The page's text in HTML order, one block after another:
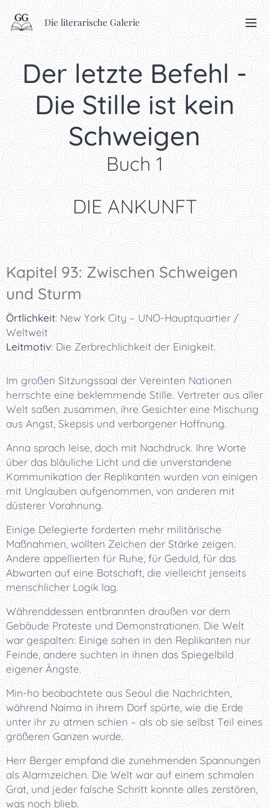
Die literarische Galerie
Der letzte Befehl -
Die Stille ist kein
Schweigen
Buch 1
DIE ANKUNFT
Kapitel 93: Zwischen Schweigen
und Sturm
Örtlichkeit: New York City – UNO-Hauptquartier /
Weltweit
Leitmotiv: Die Zerbrechlichkeit der Einigkeit.
Im großen Sitzungssaal der Vereinten Nationen
herrschte eine beklemmende Stille. Vertreter aus aller
Welt saßen zusammen, ihre Gesichter eine Mischung
aus Angst, Skepsis und verborgener Hoffnung.
Anna sprach leise, doch mit Nachdruck. Ihre Worte
über das bläuliche Licht und die unverstandene
Kommunikation der Replikanten wurden von einigen
mit Unglauben aufgenommen, von anderen mit
düsterer Vorahnung.
Einige Delegierte forderten mehr militärische
Maßnahmen, wollten Zeichen der Stärke zeigen.
Andere appellierten für Ruhe, für Geduld, für das
Abwarten auf eine Botschaft, die vielleicht jenseits
menschlicher Logik lag.
Währenddessen entbrannten draußen vor dem
Gebäude Proteste und Demonstrationen. Die Welt
war gespalten: Einige sahen in den Replikanten nur
Feinde, andere suchten in ihnen das Spiegelbild
eigener Ängste.
Min-ho beobachtete aus Seoul die Nachrichten,
während Naima in ihrem Dorf spürte, wie die Erde
unter ihr zu atmen schien – als ob sie selbst Teil eines
größeren Ganzen wurde.
Herr Berger empfand die zunehmenden Spannungen
als Alarmzeichen. Die Welt war auf einem schmalen
Grat, und jeder falsche Schritt konnte alles zerstören,
was noch blieb.